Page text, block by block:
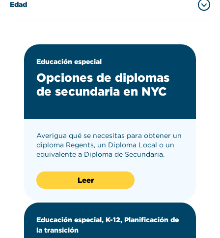
(8)
Representación(6)
See 5 more
Edad
22-26 (5)
5-13(26)
Educación especial
Opciones de diplomas
de secundaria en NYC
Averigua qué se necesitas para obtener un
diploma Regents, un Diploma Local o un
equivalente a Diploma de Secundaria.
Leer
Educación especial, K-12, Planificación de
la transición